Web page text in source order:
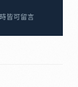
皆可留言